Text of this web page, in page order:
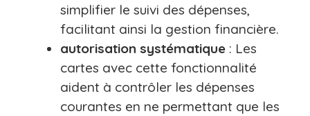
simplifier le suivi des dépenses,
facilitant ainsi la gestion financière.
autorisation systématique : Les
cartes avec cette fonctionnalité
aident à contrôler les dépenses
courantes en ne permettant que les